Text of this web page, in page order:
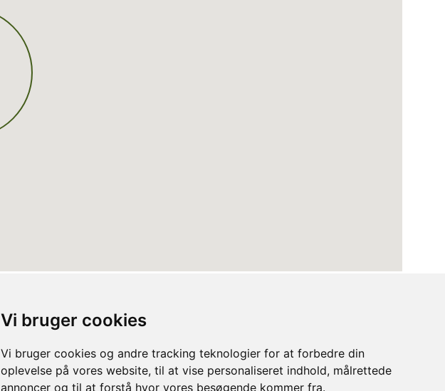
Vi bruger cookies
Vi bruger cookies og andre tracking teknologier for at forbedre din
oplevelse på vores website, til at vise personaliseret indhold, målrettede
annoncer og til at forstå hvor vores besøgende kommer fra.